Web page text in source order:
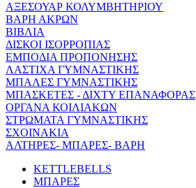
ΑΞΕΣΟΥΑΡ ΚΟΛΥΜΒΗΤΗΡΙΟΥ
ΒΑΡΗ ΑΚΡΩΝ
ΒΙΒΛΙΑ
ΔΙΣΚΟΙ ΙΣΟΡΡΟΠΙΑΣ
ΕΜΠΟΔΙΑ ΠΡΟΠΟΝΗΣΗΣ
ΛΑΣΤΙΧΑ ΓΥΜΝΑΣΤΙΚΗΣ
ΜΠΑΛΕΣ ΓΥΜΝΑΣΤΙΚΗΣ
ΜΠΑΣΚΕΤΕΣ - ΔΙΧΤΥ ΕΠΑΝΑΦΟΡΑΣ
ΟΡΓΑΝΑ ΚΟΙΛΙΑΚΩΝ
ΣΤΡΩΜΑΤΑ ΓΥΜΝΑΣΤΙΚΗΣ
ΣΧΟΙΝΑΚΙΑ
ΑΛΤΗΡΕΣ- ΜΠΑΡΕΣ- ΒΑΡΗ
KETTLEBELLS
ΜΠΑΡΕΣ